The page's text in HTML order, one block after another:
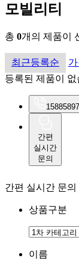
모빌리티
총 0개의 제품이
최근등록순
등록된 제품이 없
15885897
간편
실시간
문의
간편 실시간 문의
상품구분
이름